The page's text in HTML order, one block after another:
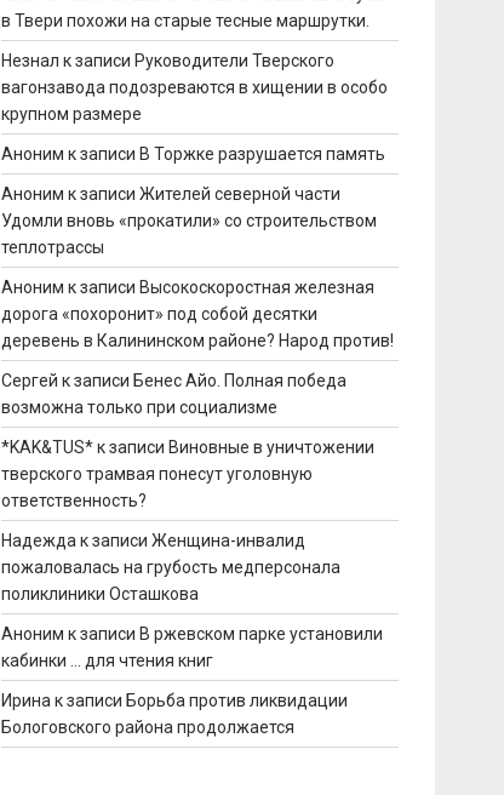
в Твери похожи на старые тесные маршрутки.
Незнал к записи Руководители Тверского
вагонзавода подозреваются в хищении в особо
крупном размере
Аноним к записи В Торжке разрушается память
Аноним к записиЖителей северной части
Удомли вновь «прокатили» со строительством
теплотрассы
Аноним к записи Высокоскоростная железная
дорога «похоронит» под собой десятки
деревень в Калининском районе? Народ против!
Сергей к записи Бенес Айо. Полная победа
возможна только при социализме
*KAK&TUS*к записи Виновные в уничтожении
тверского трамвая понесут уголовную
ответственность?
Надежда к записиЖенщина-инвалид
пожаловалась на грубость медперсонала
поликлиники Осташкова
Аноним к записи В ржевском парке установили
кабинки … для чтения книг
Ирина к записи Борьба против ликвидации
Бологовского района продолжается